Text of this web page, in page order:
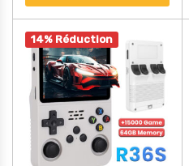
14% Réduction